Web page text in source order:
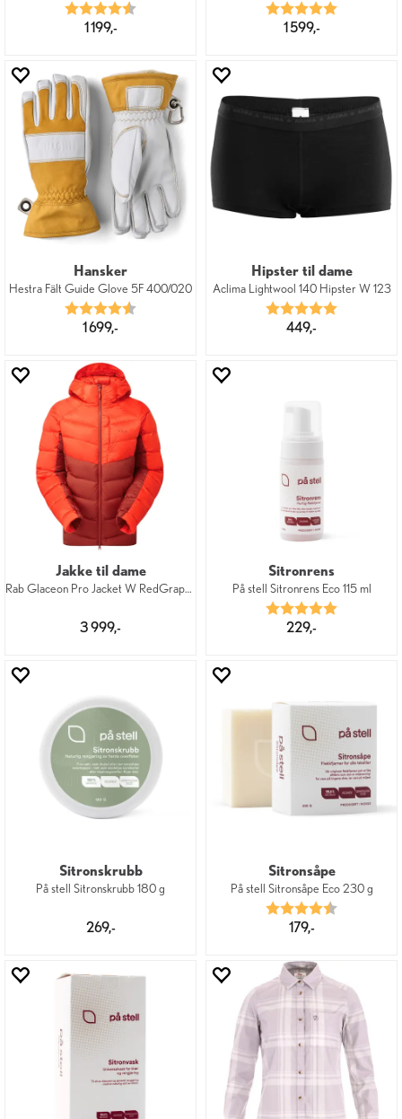
Karakter:
1 199,-
Karakter:
1 599,-
Hansker
Hestra Fält Guide Glove 5F 400/020
Karakter:
1 699,-
Hipster til dame
Aclima Lightwool 140 Hipster W 123
Karakter:
449,-
Jakke til dame
Rab Glaceon Pro Jacket W RedGrapefruit
3 999,-
Sitronrens
På stell Sitronrens Eco 115 ml
Karakter:
229,-
Sitronskrubb
På stell Sitronskrubb 180 g
269,-
Sitronsåpe
På stell Sitronsåpe Eco 230 g
Karakter:
179,-